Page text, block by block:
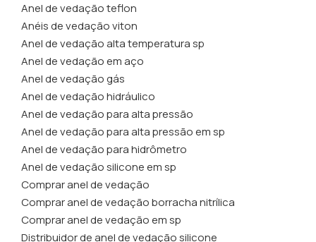
Anel de vedação teflon
Anéis de vedação viton
Anel de vedação alta temperatura sp
Anel de vedação em aço
Anel de vedação gás
Anel de vedação hidráulico
Anel de vedação para alta pressão
Anel de vedação para alta pressão em sp
Anel de vedação para hidrômetro
Anel de vedação silicone em sp
Comprar anel de vedação
Comprar anel de vedação borracha nitrílica
Comprar anel de vedação em sp
Distribuidor de anel de vedação silicone